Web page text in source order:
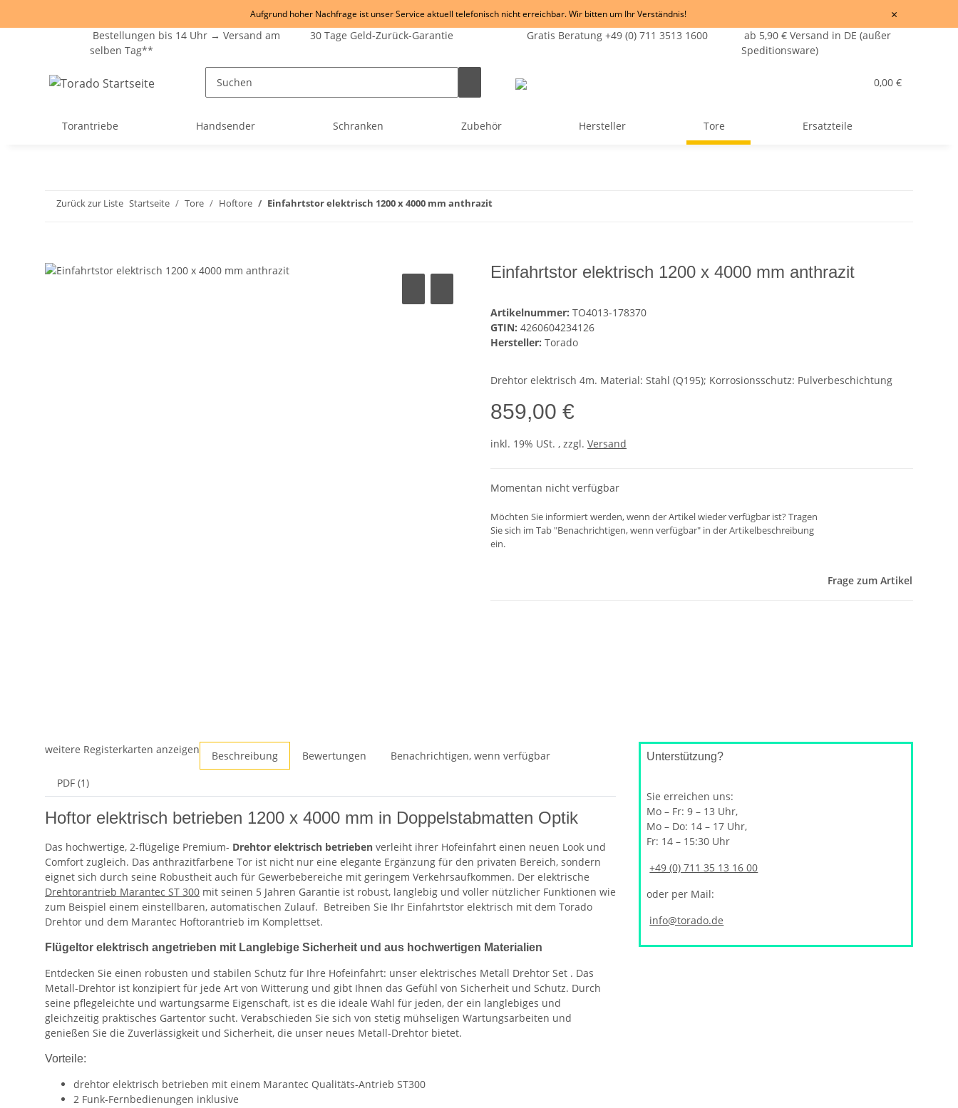
Aufgrund hoher Nachfrage ist unser Service aktuell telefonisch nicht erreichbar. Wir bitten um Ihr Verständnis! ×
Bestellungen bis 14 Uhr → Versand am
selben Tag**
30 Tage Geld-Zurück-Garantie Gratis Beratung +49 (0) 711 3513 1600
ab 5,90 € Versand in DE (außer
Speditionsware)
0,00 €
Torantriebe Handsender Schranken Zubehör Hersteller Tore Ersatzteile
Zurück zur Liste Startseite Tore Hoftore Einfahrtstor elektrisch 1200 x 4000 mm anthrazit
Einfahrtstor elektrisch 1200 x 4000 mm anthrazit
Artikelnummer: TO4013-178370
GTIN: 4260604234126
Hersteller: Torado
Drehtor elektrisch 4m. Material: Stahl (Q195); Korrosionsschutz: Pulverbeschichtung
859,00 €
inkl. 19% USt. , zzgl. Versand
Momentan nicht verfügbar
Möchten Sie informiert werden, wenn der Artikel wieder verfügbar ist? Tragen
Sie sich im Tab "Benachrichtigen, wenn verfügbar" in der Artikelbeschreibung
ein.
Frage zum Artikel
weitere Registerkarten anzeigen Beschreibung Bewertungen
Benachrichtigen, wenn verfügbar
PDF (1)
Hoftor elektrisch betrieben 1200 x 4000 mm in Doppelstabmatten Optik
Das hochwertige, 2-flügelige Premium- Drehtor elektrisch betrieben verleiht ihrer Hofeinfahrt einen neuen Look und
Comfort zugleich. Das anthrazitfarbene Tor ist nicht nur eine elegante Ergänzung für den privaten Bereich, sondern
eignet sich durch seine Robustheit auch für Gewerbebereiche mit geringem Verkehrsaufkommen. Der elektrische
Drehtorantrieb Marantec ST 300 mit seinen 5 Jahren Garantie ist robust, langlebig und voller nützlicher Funktionen wie
zum Beispiel einem einstellbaren, automatischen Zulauf. Betreiben Sie Ihr Einfahrtstor elektrisch mit dem Torado
Drehtor und dem Marantec Hoftorantrieb im Komplettset.
Flügeltor elektrisch angetrieben mit Langlebige Sicherheit und aus hochwertigen Materialien
Entdecken Sie einen robusten und stabilen Schutz für Ihre Hofeinfahrt: unser elektrisches Metall Drehtor Set . Das
Metall-Drehtor ist konzipiert für jede Art von Witterung und gibt Ihnen das Gefühl von Sicherheit und Schutz. Durch
seine pflegeleichte und wartungsarme Eigenschaft, ist es die ideale Wahl für jeden, der ein langlebiges und
gleichzeitig praktisches Gartentor sucht. Verabschieden Sie sich von stetig mühseligen Wartungsarbeiten und
genießen Sie die Zuverlässigkeit und Sicherheit, die unser neues Metall-Drehtor bietet.
Vorteile:
drehtor elektrisch betrieben mit einem Marantec Qualitäts-Antrieb ST300
2 Funk-Fernbedienungen inklusive
Unterstützung?
Sie erreichen uns:
Mo – Fr: 9 – 13 Uhr,
Mo – Do: 14 – 17 Uhr,
Fr: 14 – 15:30 Uhr
+49 (0) 711 35 13 16 00
oder per Mail:
info@torado.de